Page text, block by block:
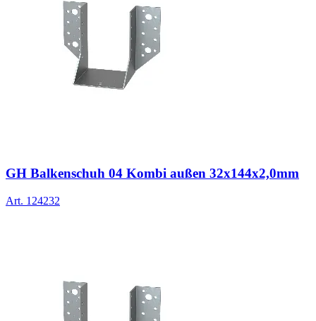
GH Balkenschuh 04 Kombi außen 32x144x2,0mm
Art. 124232